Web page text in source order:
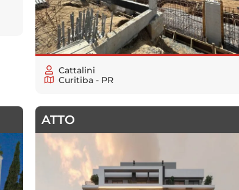
Cattalini
Curitiba - PR
ATTO